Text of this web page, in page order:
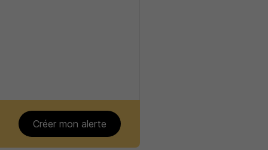
Créer mon alerte